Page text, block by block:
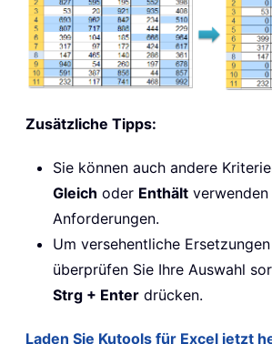
Zusätzliche Tipps:
Sie können auch andere
Gleich oder Enthält
Anforderungen.
Um versehentliche
überprüfen Sie Ihre Auswahl
Strg + Enter drücken.
Laden Sie Kutools für Excel jetzt